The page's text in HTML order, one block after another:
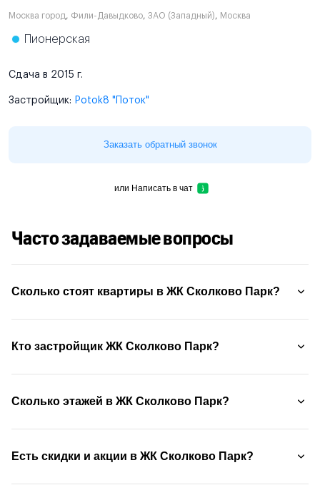
Москва город, Фили-Давыдково, ЗАО (Западный), Москва
Пионерская
Сдача в 2015 г.
Застройщик: Potok8 "Поток"
Заказать обратный звонок
или Написать в чат
Часто задаваемые вопросы
Сколько стоят квартиры в ЖК Сколково Парк?
Кто застройщик ЖК Сколково Парк?
Сколько этажей в ЖК Сколково Парк?
Есть скидки и акции в ЖК Сколково Парк?